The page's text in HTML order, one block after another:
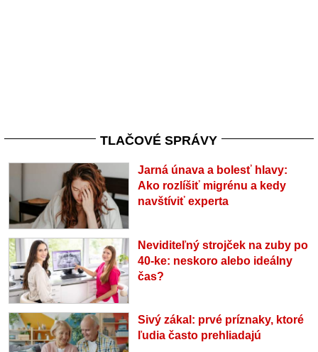
TLAČOVÉ SPRÁVY
Jarná únava a bolesť hlavy:
Ako rozlíšiť migrénu a kedy
navštíviť experta
Neviditeľný strojček na zuby po
40-ke: neskoro alebo ideálny
čas?
Sivý zákal: prvé príznaky, ktoré
ľudia často prehliadajú